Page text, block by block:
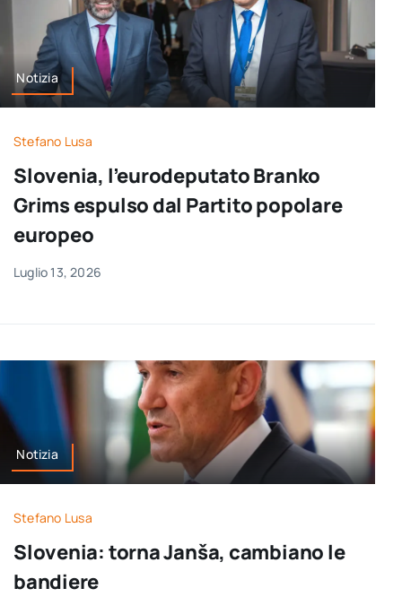
Notizia
Stefano Lusa
Slovenia, l’eurodeputato Branko
Grims espulso dal Partito popolare
europeo
Luglio 13, 2026
Notizia
Stefano Lusa
Slovenia: torna Janša, cambiano le
bandiere